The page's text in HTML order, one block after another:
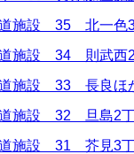
施設 35 北一色3
施設 34 則武西2
施設 33 長良ほ
施設 32 旦島2丁
施設 31 芥見3丁